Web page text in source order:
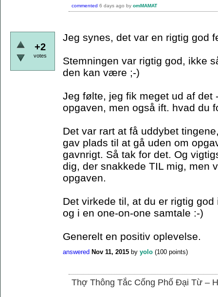
commented 6 days ago by omMAMAT
+2
votes
Jeg synes, det var en rigtig god
Stemningen var rigtig god, ikke
den kan være ;-)
Jeg følte, jeg fik meget ud af det
opgaven, men også ift. hvad du
Det var rart at få uddybet
gav plads til at gå uden om
gavnrigt. Så tak for det. Og
dig, der snakkede TIL mig, men
opgaven.
Det virkede til, at du er rigtig
og i en one-on-one samtale :-)
Generelt en positiv oplevelse.
answered Nov 11, 2015 by yolo (100 points)
Thợ Thông Tắc Cống Phố Đại Từ –